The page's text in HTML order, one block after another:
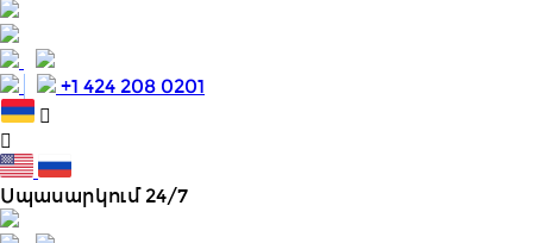
+1 424 208 0201
Սպասարկում 24/7